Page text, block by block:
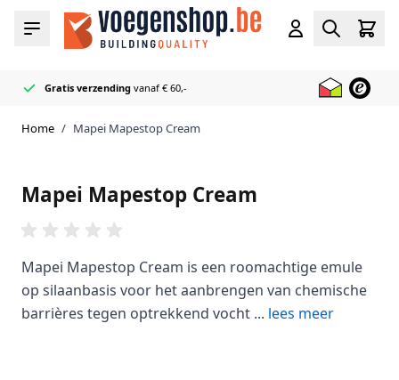
Ga naar de inhoud
Menu
Cart
Gratis verzending vanaf € 60,-
Officieel MapeiReseller
50+ Voeg & Kit kleurenop voorraad
Bliksemsnel geleverd
Home / Mapei Mapestop Cream
Mapei Mapestop Cream
Mapei Mapestop Cream is een roomachtige emule
op silaanbasis voor het aanbrengen van chemische
barrières tegen optrekkend vocht ... lees meer